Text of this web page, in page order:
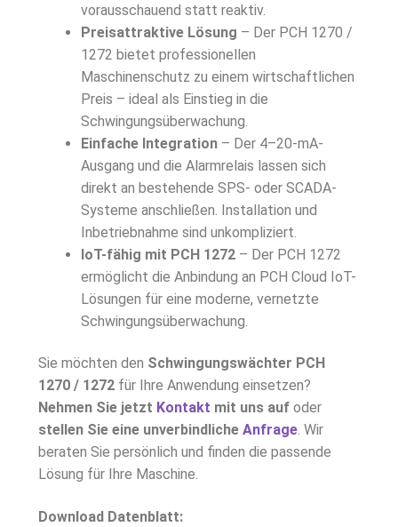
vorausschauend statt reaktiv.
Preisattraktive Lösung – Der PCH 1270 /
1272 bietet professionellen
Maschinenschutz zu einem wirtschaftlichen
Preis – ideal als Einstieg in die
Schwingungsüberwachung.
Einfache Integration– Der 4–20-mA-
Ausgang und die Alarmrelais lassen sich
direkt an bestehende SPS- oder SCADA-
Systeme anschließen. Installation und
Inbetriebnahme sind unkompliziert.
IoT-fähig mit PCH 1272– Der PCH 1272
ermöglicht die Anbindung an PCH Cloud IoT-
Lösungen für eine moderne, vernetzte
Schwingungsüberwachung.
Sie möchten den Schwingungswächter PCH
1270 / 1272für Ihre Anwendung einsetzen?
Nehmen Sie jetzt Kontakt mit uns aufoder
stellen Sie eine unverbindliche Anfrage. Wir
beraten Sie persönlich und finden die passende
Lösung für Ihre Maschine.
Download Datenblatt: